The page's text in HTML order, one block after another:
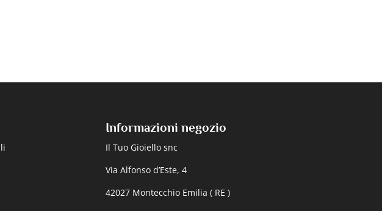
Informazioni negozio
Il Tuo Gioiello snc
Via Alfonso d’Este, 4
42027 Montecchio Emilia ( RE )